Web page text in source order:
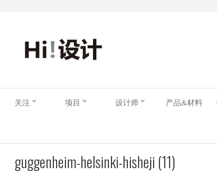
关注 项目 设计师 产品&材料
guggenheim-helsinki-hisheji (11)